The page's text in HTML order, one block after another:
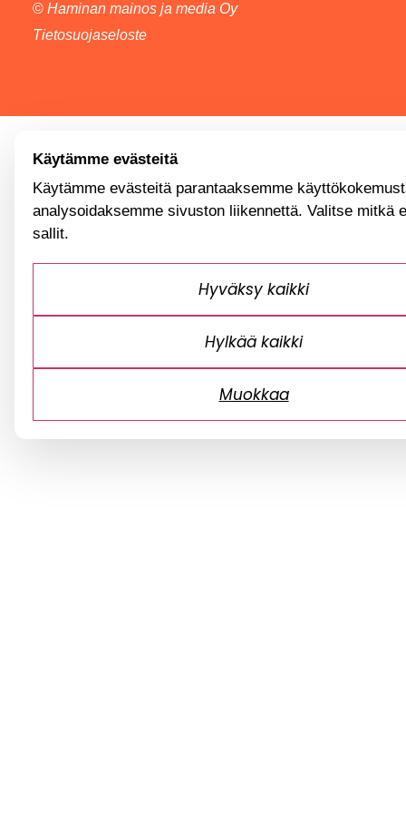
© Haminan mainos ja media Oy
Tietosuojaseloste
Käytämme evästeitä
Käytämme evästeitä parantaaksemme
analysoidaksemme sivuston liikennettä. Valitse mitkä
sallit.
Hyväksy kaikki
Hylkää kaikki
Muokkaa